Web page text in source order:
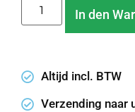
In den
Altijd incl. BTW
Verzending naar